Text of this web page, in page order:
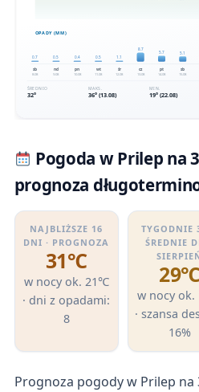
Pogoda w Prilep na
prognoza
NAJBLIŻSZE 16
DNI · PROGNOZA
31℃
w nocy ok. 21℃
· dni z opadami:
8
TYGODNIE
ŚREDNIE
29℃
w nocy
· szansa
16%
Prognoza pogody w Prilep na